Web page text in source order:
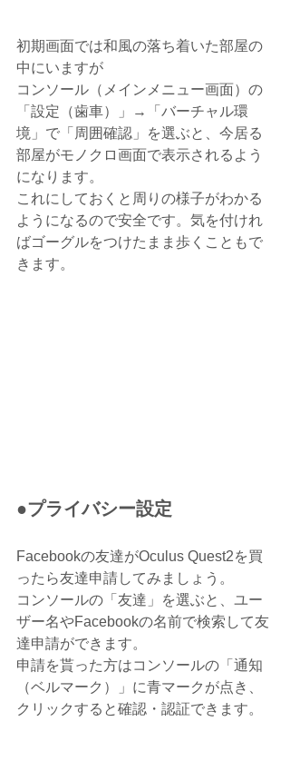
初期画面では和風の落ち着いた部屋の
中にいますが
コンソール（メインメニュー画面）の
「設定（歯車）」→「バーチャル環
境」で「周囲確認」を選ぶと、今居る
部屋がモノクロ画面で表示されるよう
になります。
これにしておくと周りの様子がわかる
ようになるので安全です。気を付けれ
ばゴーグルをつけたまま歩くこともで
きます。
●プライバシー設定
Facebookの友達がOculus Quest2を買
ったら友達申請してみましょう。
コンソールの「友達」を選ぶと、ユー
ザー名やFacebookの名前で検索して友
達申請ができます。
申請を貰った方はコンソールの「通知
（ベルマーク）」に青マークが点き、
クリックすると確認・認証できます。